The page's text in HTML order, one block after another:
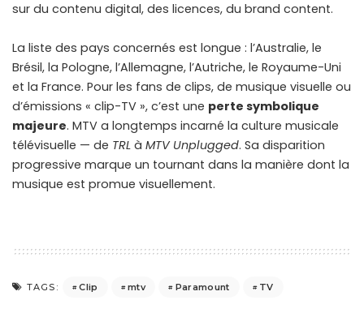
sur du contenu digital, des licences, du brand content.
La liste des pays concernés est longue : l’Australie, le
Brésil, la Pologne, l’Allemagne, l’Autriche, le Royaume-Uni
et la France. Pour les fans de clips, de musique visuelle ou
d’émissions « clip-TV », c’est une perte symbolique
majeure. MTV a longtemps incarné la culture musicale
télévisuelle — de TRL à MTV Unplugged. Sa disparition
progressive marque un tournant dans la manière dont la
musique est promue visuellement.
TAGS: Clip mtv Paramount TV